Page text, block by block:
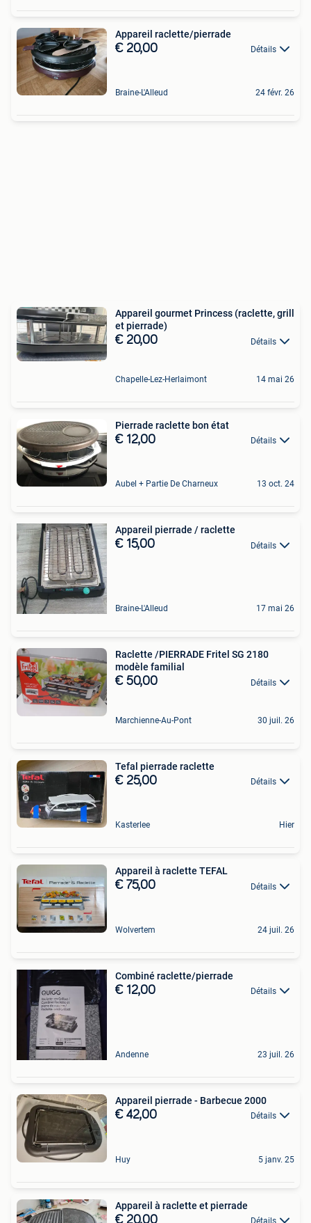
Appareil raclette/pierrade
€ 20,00 Détails
Braine-L'Alleud 24 févr. 26
Appareil gourmet Princess (raclette, grill
et pierrade)
€ 20,00 Détails
Chapelle-Lez-Herlaimont 14 mai 26
Pierrade raclette bon état
€ 12,00 Détails
Aubel + Partie De Charneux 13 oct. 24
Appareil pierrade / raclette
€ 15,00 Détails
Braine-L'Alleud 17 mai 26
Raclette /PIERRADE Fritel SG 2180
modèle familial
€ 50,00 Détails
Marchienne-Au-Pont 30 juil. 26
Tefal pierrade raclette
€ 25,00 Détails
Kasterlee Hier
Appareil à raclette TEFAL
€ 75,00 Détails
Wolvertem 24 juil. 26
Combiné raclette/pierrade
€ 12,00 Détails
Andenne 23 juil. 26
Appareil pierrade - Barbecue 2000
€ 42,00 Détails
Huy 5 janv. 25
Appareil à raclette et pierrade
€ 20,00 Détails